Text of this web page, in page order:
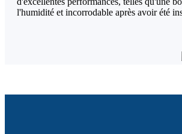
l'humidité et incorrodable après avoir été